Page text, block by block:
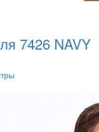
7426 NAVY